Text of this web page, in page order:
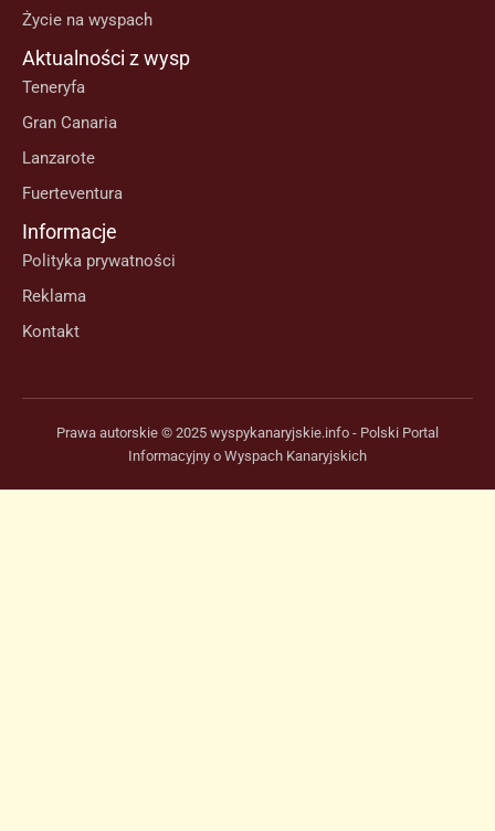
Życie na wyspach
Aktualności z wysp
Teneryfa
Gran Canaria
Lanzarote
Fuerteventura
Informacje
Polityka prywatności
Reklama
Kontakt
Prawa autorskie © 2025 wyspykanaryjskie.info - Polski Portal
Informacyjny o Wyspach Kanaryjskich